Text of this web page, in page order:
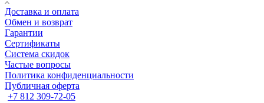
Доставка и оплата
Обмен и возврат
Гарантии
Сертификаты
Система скидок
Частые вопросы
Политика конфиденциальности
Публичная оферта
+7 812 309-72-05